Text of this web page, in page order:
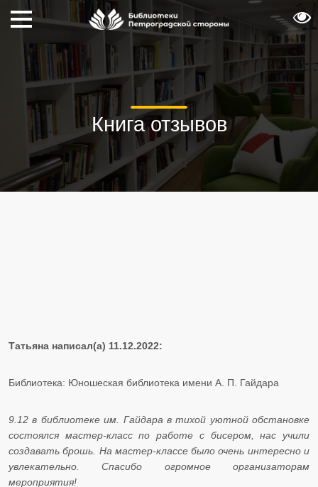
Книга отзывов
Татьяна написал(а) 11.12.2022:
Библиотека: Юношеская библиотека имени А. П. Гайдара
9.12 в библиотеке им. Гайдара в тихой уютной обстановке
состоялся мастер-класс по работе с бисером, нас учили
создавать брошь. На мастер-классе было очень интересно и
увлекательно. Спасибо огромное организаторам
мероприятия!